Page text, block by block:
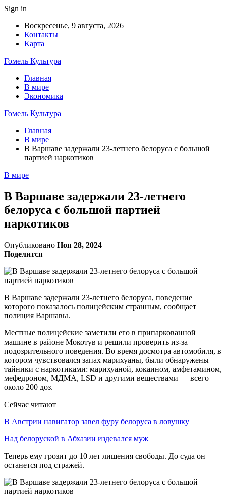
Sign in
Воскресенье, 9 августа, 2026
Контакты
Карта
Гомель Культура
Главная
В мире
Экономика
Гомель Культура
Главная
В мире
В Варшаве задержали 23-летнего белоруса с большой
партией наркотиков
В мире
В Варшаве задержали 23-летнего
белоруса с большой партией
наркотиков
Опубликовано Ноя 28, 2024
Поделится
В Варшаве задержали 23-летнего белоруса, поведение
которого показалось полицейским странным, сообщает
полиция Варшавы.
Местные полицейские заметили его в припаркованной
машине в районе Мокотув и решили проверить из-за
подозрительного поведения. Во время досмотра автомобиля, в
котором чувствовался запах марихуаны, были обнаружены
тайники с наркотиками: марихуаной, кокаином, амфетамином,
мефедроном, МДМА, LSD и другими веществами — всего
около 200 доз.
Сейчас читают
В Австрии навигатор завел фуру белоруса в ловушку
Над белоруской в Абхазии издевался муж
Теперь ему грозит до 10 лет лишения свободы. До суда он
останется под стражей.